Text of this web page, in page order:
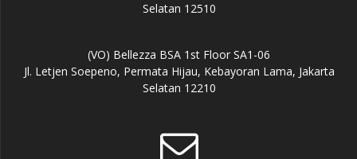
Selatan 12510
(VO) Bellezza BSA 1st Floor SA1-06
Jl. Letjen Soepeno, Permata Hijau, Kebayoran Lama, Jakarta
Selatan 12210